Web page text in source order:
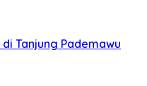
Tanjung Pademawu